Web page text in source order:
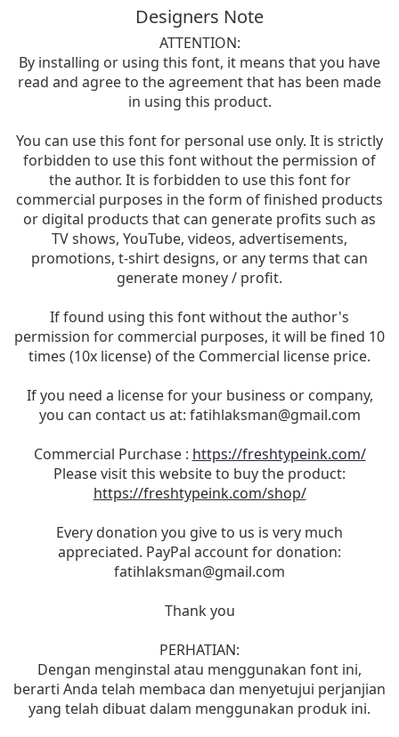
Designers Note
ATTENTION:
By installing or using this font, it means that you have
read and agree to the agreement that has been made
in using this product.
You can use this font for personal use only. It is strictly
forbidden to use this font without the permission of
the author. It is forbidden to use this font for
commercial purposes in the form of finished products
or digital products that can generate profits such as
TV shows, YouTube, videos, advertisements,
promotions, t-shirt designs, or any terms that can
generate money / profit.
If found using this font without the author's
permission for commercial purposes, it will be fined 10
times (10x license) of the Commercial license price.
If you need a license for your business or company,
you can contact us at: fatihlaksman@gmail.com
Commercial Purchase : https://freshtypeink.com/
Please visit this website to buy the product:
https://freshtypeink.com/shop/
Every donation you give to us is very much
appreciated. PayPal account for donation:
fatihlaksman@gmail.com
Thank you
PERHATIAN:
Dengan menginstal atau menggunakan font ini,
berarti Anda telah membaca dan menyetujui perjanjian
yang telah dibuat dalam menggunakan produk ini.